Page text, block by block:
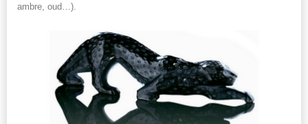
ambre, oud…).